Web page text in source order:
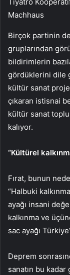
Tiyatro
Machhaus
Birçok partinin
gruplarından
bildirimlerin
gördüklerini dile
kültür sanat
çıkaran istisnai
kültür sanat
kalıyor.
“Kültürel
Fırat, bunun
“Halbuki
ayağı insani
kalkınma ve
sac ayağı
Deprem
sanatın bu